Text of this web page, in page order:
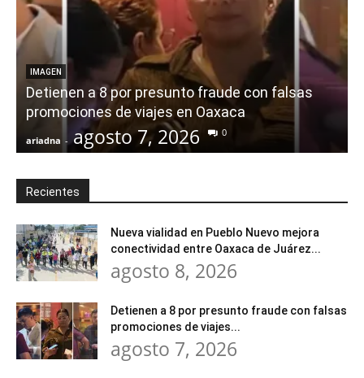
IMAGEN
Detienen a 8 por presunto fraude con falsas
promociones de viajes en Oaxaca
ariadna - agosto 7, 2026 0
Recientes
Nueva vialidad en Pueblo Nuevo mejora
conectividad entre Oaxaca de Juárez...
agosto 8, 2026
Detienen a 8 por presunto fraude con falsas
promociones de viajes...
agosto 7, 2026